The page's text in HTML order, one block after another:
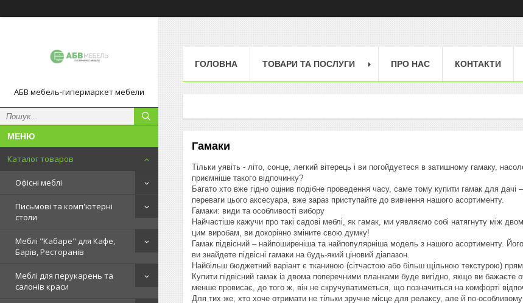
АБВ мебель-гипермаркет мебели
Каталог товаров
Офісні меблі
Письмові та комп'ютерні
столи
Меблі "Кабаре" для Кафе,
Барів, Ресторанів
Меблі для перукарень та
салонів краси
ГОЛОВНА ТОВАРИ ТА ПОСЛУГИ ПРО НАС КОНТАКТИ
Гамаки
Тільки уявіть - літо, сонце, легкий вітерець і ви погойдуєтеся в затишному гамаку,
приємніше такого відпочинку?
Багато хто вже гідно оцінив подібне проведення часу, саме тому купити гамак для
переваги цього аксесуара, вже зараз приступайте до вивчення нашого асортименту.
Гамаки: види та особливості вибору
Найчастіше кажучи про такі садові меблі, як гамак, ми уявляємо собі натягнуту між
цим виробам, ви докорінно зміните свою думку!
Гамак підвісний – найпоширеніша та найпопулярніша модель з нашого асортименту.
ви знайдете підвісні гамаки на будь-який ціновий діапазон.
Найбільш бюджетний варіант є тканиною (сітчастою або більш щільною текстурою)
Купити підвісний гамак із двома поперечними планками буде вигідно, якщо ви бажаєте
менше провисає, до того ж, він не скручуватиметься, що позначиться на комфорті
Для тих же, хто хоче отримати не тільки зручне місце для релаксу, але й по-